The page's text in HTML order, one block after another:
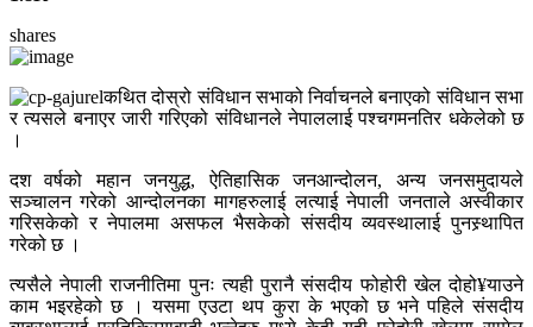
shares
कथित दोस्रो संविधान सभाको निर्वाचनले बनाएको संविधान सभा
र त्यसले बनाएर जारी गरिएको संविधानले नेपाललाई पश्चगमनतिर धकेलेको छ
।
दश वर्षको महान जनयुद्ध, ऐतिहासिक जनआन्दोलन, अन्य जनसमुदायले
सञ्चालन गरेको आन्दोलनका मागहरुलाई लत्याई नेपाली जनताले अस्वीकार
गरिसकेको र नेपालमा असफल भैसकेको संसदीय व्यवस्थालाई पुनस्र्थापित
गरेको छ ।
त्यसैले नेपाली राजनीतिमा पुनः त्यही पुरानै संसदीय फोहोरी खेल दोहो¥याउने
काम भइरहेको छ । यसमा एउटा थप कुरा के भएको छ भने पहिले संसदीय